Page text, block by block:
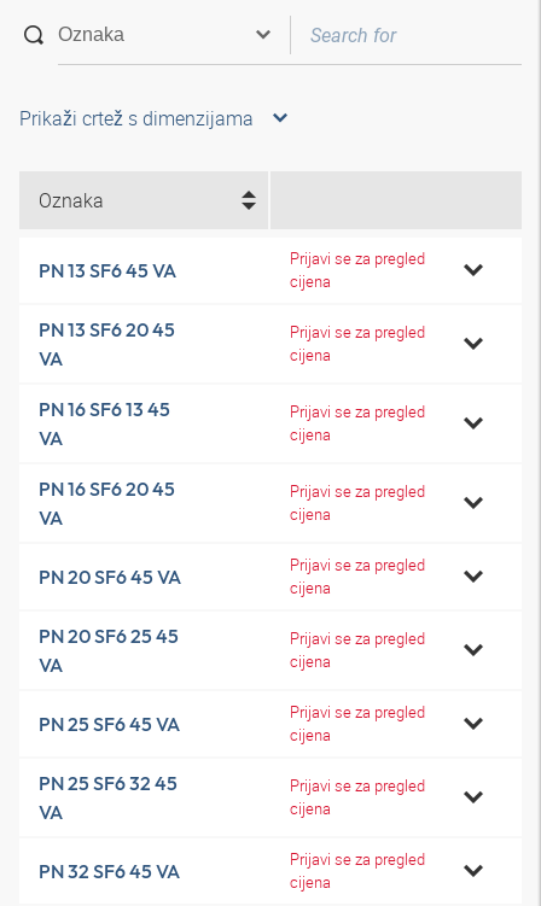
Prikaži crtež s dimenzijama
Oznaka
PN 13 SF6 45 VA
Prijavi se za pregled
cijena
PN 13 SF6 20 45
VA
Prijavi se za pregled
cijena
PN 16 SF6 13 45
VA
Prijavi se za pregled
cijena
PN 16 SF6 20 45
VA
Prijavi se za pregled
cijena
PN 20 SF6 45 VA
Prijavi se za pregled
cijena
PN 20 SF6 25 45
VA
Prijavi se za pregled
cijena
PN 25 SF6 45 VA
Prijavi se za pregled
cijena
PN 25 SF6 32 45
VA
Prijavi se za pregled
cijena
PN 32 SF6 45 VA
Prijavi se za pregled
cijena